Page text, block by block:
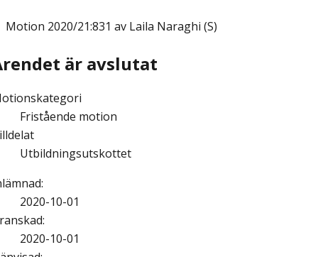
Motion 2020/21:831 av Laila Naraghi (S)
är avslutat
Fristående motion
Utbildningsutskottet
:
2020-10-01
:
2020-10-01